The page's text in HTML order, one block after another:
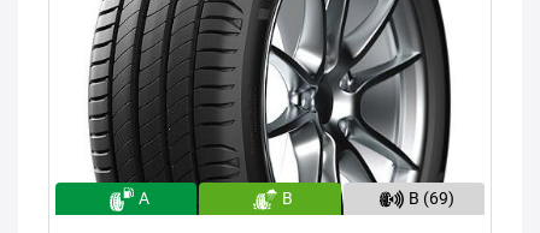
A B B (69)